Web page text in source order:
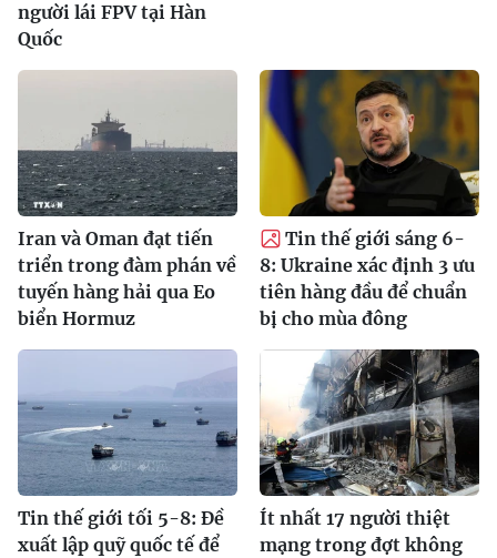
người lái FPV tại Hàn
Quốc
Iran và Oman đạt tiến
triển trong đàm phán về
tuyến hàng hải qua Eo
biển Hormuz
Tin thế giới sáng 6-
8: Ukraine xác định 3 ưu
tiên hàng đầu để chuẩn
bị cho mùa đông
Tin thế giới tối 5-8: Đề
xuất lập quỹ quốc tế để
Ít nhất 17 người thiệt
mạng trong đợt không